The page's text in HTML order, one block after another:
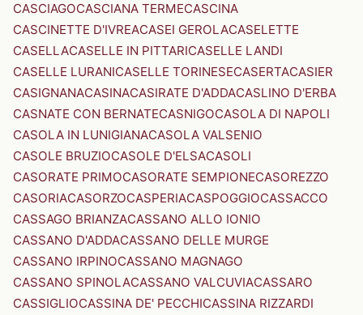
CASCIAGOCASCIANA TERMECASCINA
CASCINETTE D'IVREACASEI GEROLACASELETTE
CASELLACASELLE IN PITTARICASELLE LANDI
CASELLE LURANICASELLE TORINESECASERTACASIER
CASIGNANACASINACASIRATE D'ADDACASLINO D'ERBA
CASNATE CON BERNATECASNIGOCASOLA DI NAPOLI
CASOLA IN LUNIGIANACASOLA VALSENIO
CASOLE BRUZIOCASOLE D'ELSACASOLI
CASORATE PRIMOCASORATE SEMPIONECASOREZZO
CASORIACASORZOCASPERIACASPOGGIOCASSACCO
CASSAGO BRIANZACASSANO ALLO IONIO
CASSANO D'ADDACASSANO DELLE MURGE
CASSANO IRPINOCASSANO MAGNAGO
CASSANO SPINOLACASSANO VALCUVIACASSARO
CASSIGLIOCASSINA DE' PECCHICASSINA RIZZARDI